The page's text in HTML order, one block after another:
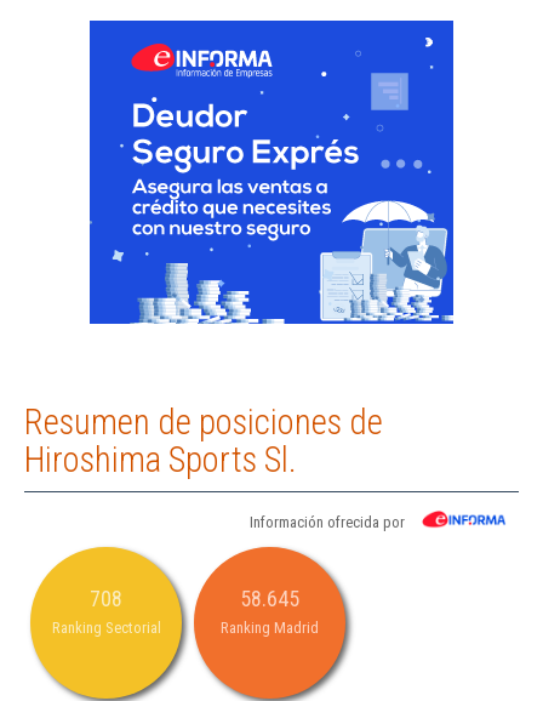
Resumen de posiciones de
Hiroshima Sports Sl.
Información ofrecida por
708
Ranking Sectorial
58.645
Ranking Madrid